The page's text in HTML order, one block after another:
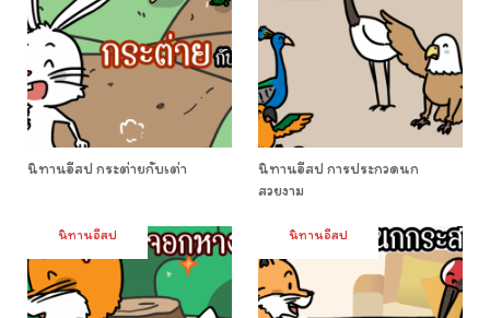
นิทานอีสป กระต่ายกับเต่า
นิทานอีสป การประกวดนก
สวยงาม
นิทานอีสป นิทานอีสป